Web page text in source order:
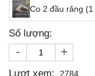
Co 2 đầu răng
Số lượng:
- +
Lượt xem: 2784